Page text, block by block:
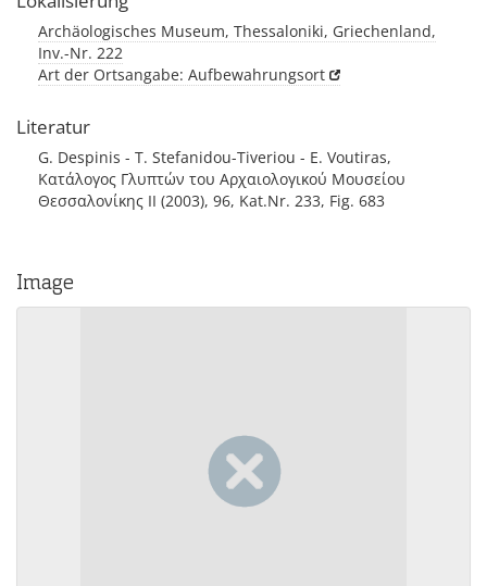
Archäologisches Museum, Thessaloniki, Griechenland,
Inv.-Nr. 222
Art der Ortsangabe: Aufbewahrungsort
Literatur
G. Despinis - T. Stefanidou-Tiveriou - E. Voutiras,
Κατάλογος Γλυπτών του Αρχαιολογικού Μουσείου
Θεσσαλονίκης II (2003), 96, Kat.Nr. 233, Fig. 683
Image